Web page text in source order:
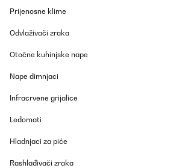
Prijenosne klime
Odvlaživači zraka
Otočne kuhinjske nape
Nape dimnjaci
Infracrvene grijalice
Ledomati
Hladnjaci za piće
Rashlađivači zraka